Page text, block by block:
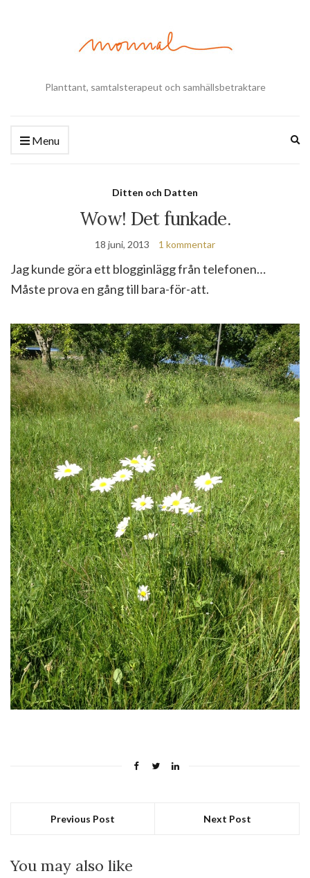
Planttant, samtalsterapeut och samhällsbetraktare
Menu
Ditten och Datten
Wow! Det funkade.
18 juni, 2013 1 kommentar
Jag kunde göra ett blogginlägg från telefonen…
Måste prova en gång till bara-för-att.
Previous Post Next Post
You may also like